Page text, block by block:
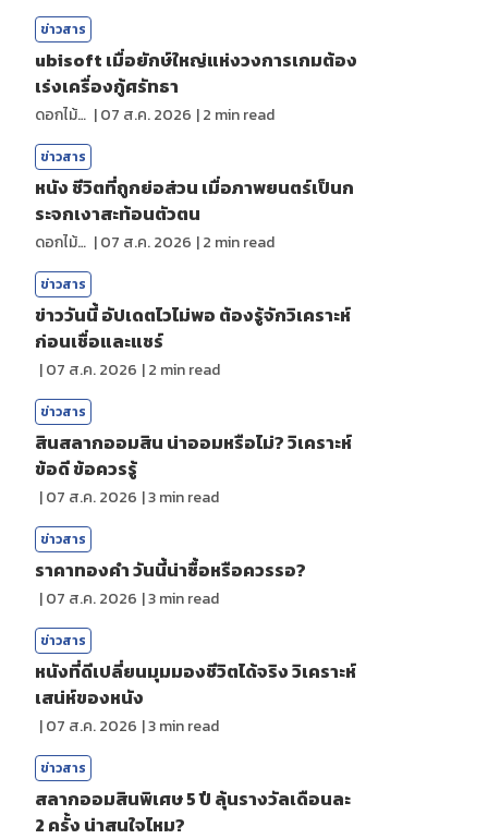
ข่าวสาร
ubisoft เมื่อยักษ์ใหญ่แห่งวงการเกมต้อง
เร่งเครื่องกู้ศรัทธา
ดอกไม้กับสายน้ำ |07 ส.ค. 2026 |2 min read
ข่าวสาร
หนัง ชีวิตที่ถูกย่อส่วน เมื่อภาพยนตร์เป็นก
ระจกเงาสะท้อนตัวตน
ดอกไม้กับสายน้ำ |07 ส.ค. 2026 |2 min read
ข่าวสาร
ข่าววันนี้ อัปเดตไวไม่พอ ต้องรู้จักวิเคราะห์
ก่อนเชื่อและแชร์
|07 ส.ค. 2026 |2 min read
ข่าวสาร
สินสลากออมสิน น่าออมหรือไม่? วิเคราะห์
ข้อดี ข้อควรรู้
|07 ส.ค. 2026 |3min read
ข่าวสาร
ราคาทองคํา วันนี้น่าซื้อหรือควรรอ?
|07 ส.ค. 2026 |3min read
ข่าวสาร
หนังที่ดีเปลี่ยนมุมมองชีวิตได้จริง วิเคราะห์
เสน่ห์ของหนัง
|07 ส.ค. 2026 |3min read
ข่าวสาร
สลากออมสินพิเศษ 5 ปี ลุ้นรางวัลเดือนละ
2 ครั้ง น่าสนใจไหม?